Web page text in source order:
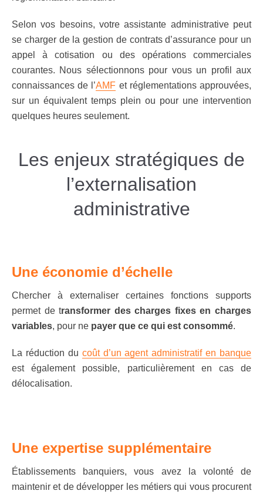
Selon vos besoins, votre assistante administrative peut
se charger de la gestion de contrats d’assurance pour un
appel à cotisation ou des opérations commerciales
courantes. Nous sélectionnons pour vous un profil aux
connaissances de l’AMF et réglementations approuvées,
sur un équivalent temps plein ou pour une intervention
quelques heures seulement.
Les enjeux stratégiques de
l’externalisation
administrative
Une économie d’échelle
Chercher à externaliser certaines fonctions supports
permet de transformer des charges fixes en charges
variables, pour ne payer que ce qui est consommé.
La réduction du coût d’un agent administratif en banque
est également possible, particulièrement en cas de
délocalisation.
Une expertise supplémentaire
Établissements banquiers, vous avez la volonté de
maintenir et de développer les métiers qui vous procurent